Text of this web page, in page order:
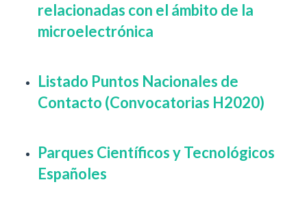
relacionadas con el ámbito de la
microelectrónica
Listado Puntos Nacionales de
Contacto (Convocatorias H2020)
Parques Científicos y Tecnológicos
Españoles